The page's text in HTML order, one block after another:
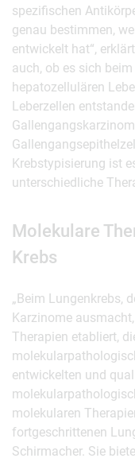
spezifischen
genau bestimmen,
entwickelt hat“,
auch, ob es sich
hepatozellulären
Leberzellen
Krebstypisierung ist
unterschiedliche
Molekulare
Krebs
„Beim Lungenkrebs,
Karzinome
Therapien etabliert,
entwickelten und
molekularen
fortgeschrittenen
Schirmacher. Sie